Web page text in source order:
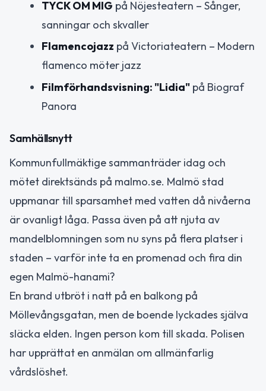
TYCK OM MIG på Nöjesteatern – Sånger,
sanningar och skvaller
Flamencojazz på Victoriateatern – Modern
flamenco möter jazz
Filmförhandsvisning: "Lidia" på Biograf
Panora
Samhällsnytt
Kommunfullmäktige sammanträder idag och
mötet direktsänds på malmo.se. Malmö stad
uppmanar till sparsamhet med vatten då nivåerna
är ovanligt låga. Passa även på att njuta av
mandelblomningen som nu syns på flera platser i
staden – varför inte ta en promenad och fira din
egen Malmö-hanami?
En brand utbröt i natt på en balkong på
Möllevångsgatan, men de boende lyckades själva
släcka elden. Ingen person kom till skada. Polisen
har upprättat en anmälan om allmänfarlig
vårdslöshet.